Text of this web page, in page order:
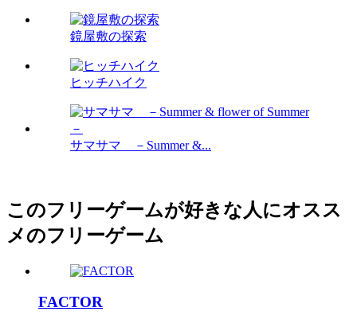
鏡屋敷の探索
ヒッチハイク
サマサマ －Summer &...
このフリーゲームが好きな人にオスス
メのフリーゲーム
FACTOR